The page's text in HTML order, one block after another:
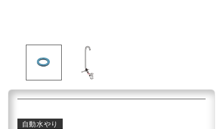
自動水やり